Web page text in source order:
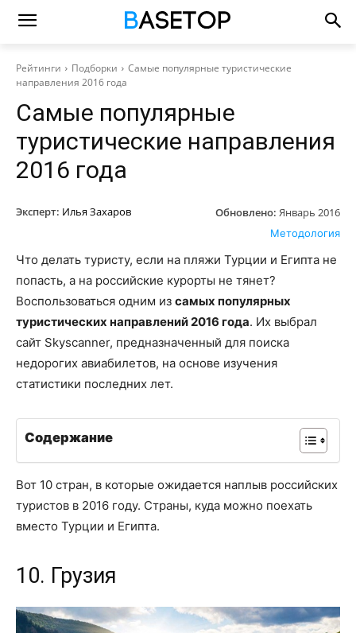
Рейтинги Подборки
Самые популярные туристические
направления 2016 года
Самые популярные
туристические направления
2016 года
Эксперт: Илья Захаров Обновлено: Январь 2016
Методология
Что делать туристу, если на пляжи Турции и Египта не
попасть, а на российские курорты не тянет?
Воспользоваться одним из самых популярных
туристических направлений 2016 года. Их выбрал
сайт Skyscanner, предназначенный для поиска
недорогих авиабилетов, на основе изучения
статистики последних лет.
Содержание
Вот 10 стран, в которые ожидается наплыв российских
туристов в 2016 году. Страны, куда можно поехать
вместо Турции и Египта.
10. Грузия